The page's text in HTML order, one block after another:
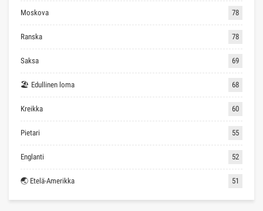
Moskova 78
Ranska 78
Saksa 69
🏖 Edullinen loma 68
Kreikka 60
Pietari 55
Englanti 52
🌏 Etelä-Amerikka 51